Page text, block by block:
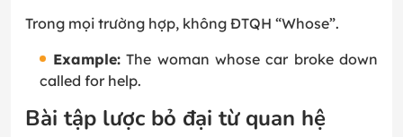
Trong mọi trường hợp, không ĐTQH “Whose”.
Example: The woman whose car broke down
called for help.
Bài tập lược bỏ đại từ quan hệ